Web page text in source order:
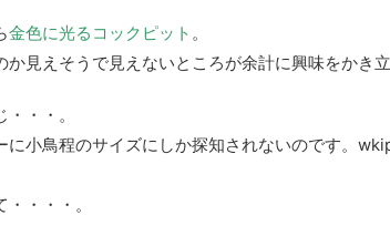
金色に光るコックピット 。
か見えそうで見えないところが余計に興味をかき立
・・。
に小鳥程のサイズにしか探知されないのです。
・・・。